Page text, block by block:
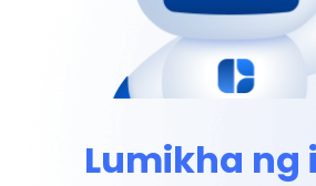
Lumikha ng